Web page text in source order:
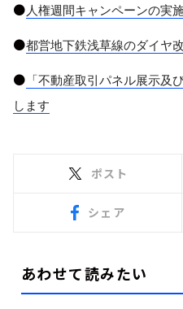
●人権週間キャンペーンの実
●都営地下鉄浅草線のダイヤ
● 「不動産取引パネル展示及
します
ポスト
シェア
あわせて読みたい